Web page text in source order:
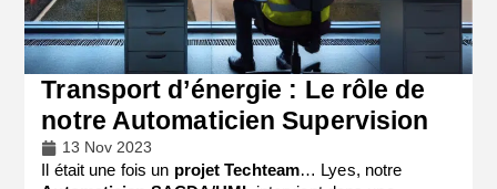
Transport d’énergie : Le rôle de
notre Automaticien Supervision
13 Nov 2023
Il était une fois un projet Techteam… Lyes, notre